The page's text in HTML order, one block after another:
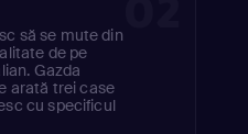
să se mute din
de pe
Gazda
arată trei case
cu specificul